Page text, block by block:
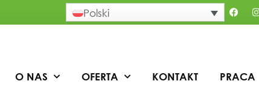
Polski
O NAS OFERTA KONTAKT PRACA